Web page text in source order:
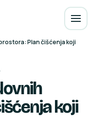
Plan čišćenja koji
koji